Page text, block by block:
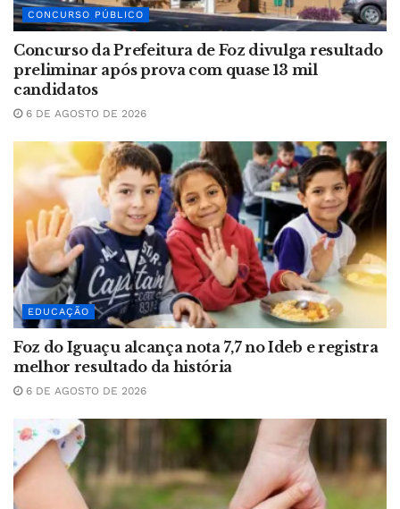
CONCURSO PÚBLICO
Concurso da Prefeitura de Foz divulga resultado
preliminar após prova com quase 13 mil
candidatos
6 DE AGOSTO DE 2026
EDUCAÇÃO
Foz do Iguaçu alcança nota 7,7 no Ideb e registra
melhor resultado da história
6 DE AGOSTO DE 2026